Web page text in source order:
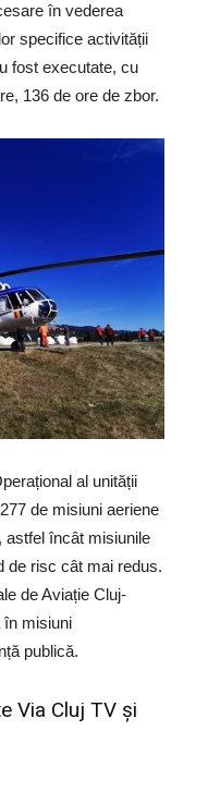
în vederea
specifice activității
fost executate, cu
136 de ore de zbor.
al unității
de misiuni aeriene
astfel încât misiunile
de risc cât mai redus.
de Aviație Cluj-
în misiuni
publică.
Via Cluj TV și